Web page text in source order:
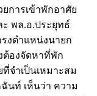
การเข้าพักอาศัย
ะ พล.อ.ประยุทธ์
งตำแหน่งนายก
ต้องจัดหาที่พัก
จำเป็นเหมาะสม
นท์ เห็นว่า ความ